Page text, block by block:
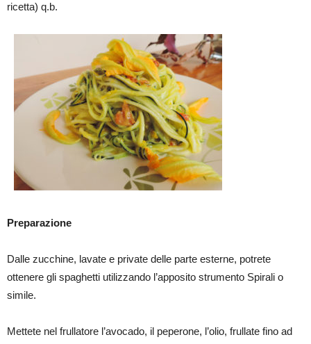
ricetta) q.b.
Preparazione
Dalle zucchine, lavate e private delle parte esterne, potrete
ottenere gli spaghetti utilizzando l’apposito strumento Spirali o
simile.
Mettete nel frullatore l’avocado, il peperone, l’olio, frullate fino ad